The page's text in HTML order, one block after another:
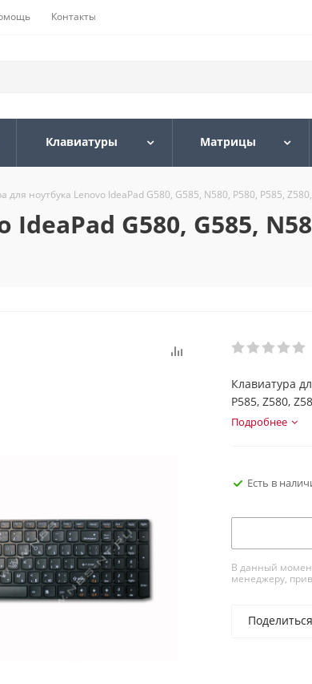
Контакты
Клавиатуры Матрицы
для ноутбука Lenovo IdeaPad G580, G585, N580, P580, P585,
G580, G585,
Клавиатура
P585, Z580,
Подробнее
Есть в
В данный
менеджеру,
Поделиться